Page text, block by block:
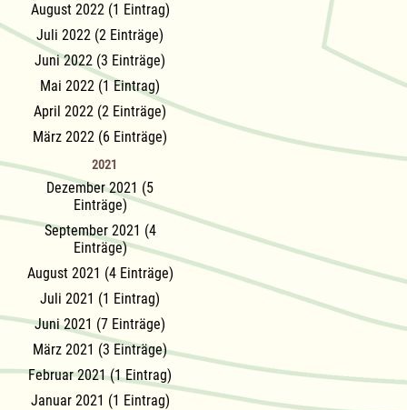
August 2022 (1 Eintrag)
Juli 2022 (2 Einträge)
Juni 2022 (3 Einträge)
Mai 2022 (1 Eintrag)
April 2022 (2 Einträge)
März 2022 (6 Einträge)
2021
Dezember 2021 (5
Einträge)
September 2021 (4
Einträge)
August 2021 (4 Einträge)
Juli 2021 (1 Eintrag)
Juni 2021 (7 Einträge)
März 2021 (3 Einträge)
Februar 2021 (1 Eintrag)
Januar 2021 (1 Eintrag)